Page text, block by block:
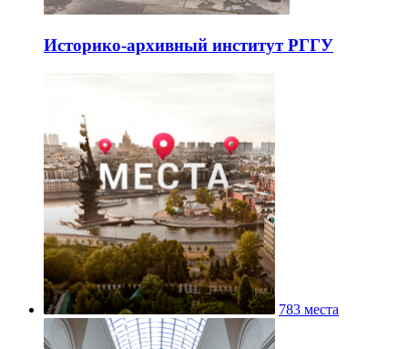
Историко-архивный институт РГГУ
783 места